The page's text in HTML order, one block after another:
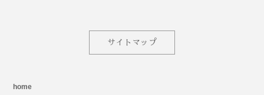
サイトマップ
home